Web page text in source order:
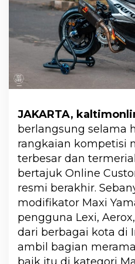
JAKARTA,
berlangsung selama
rangkaian kompetisi
terbesar dan
bertajuk Online
resmi berakhir.
modifikator Maxi
pengguna Lexi,
dari berbagai kota di
ambil bagian